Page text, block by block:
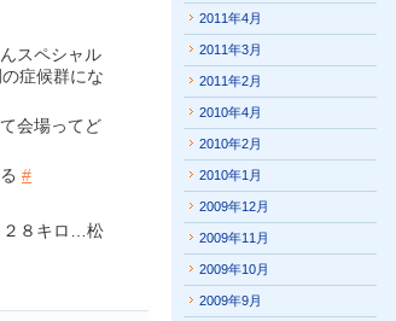
スペシャル
症候群にな
会場ってど
#
２８キロ…松
2011年4月
2011年3月
2011年2月
2010年4月
2010年2月
2010年1月
2009年12月
2009年11月
2009年10月
2009年9月